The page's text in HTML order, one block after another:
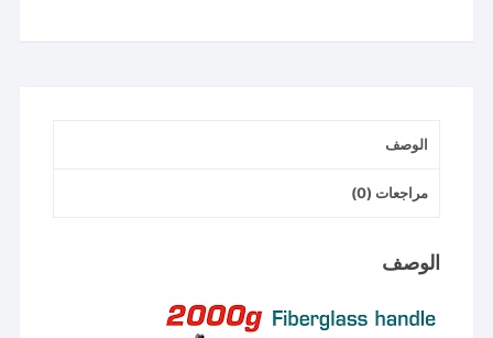
الوصف
مراجعات (0)
الوصف